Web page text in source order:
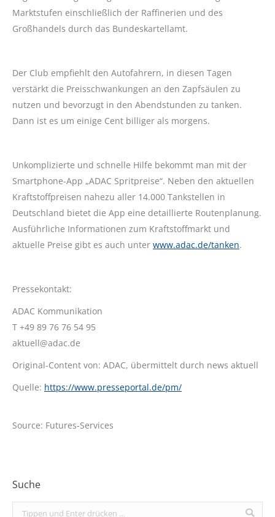
Marktstufen einschließlich der Raffinerien und des
Großhandels durch das Bundeskartellamt.
Der Club empfiehlt den Autofahrern, in diesen Tagen
verstärkt die Preisschwankungen an den Zapfsäulen zu
nutzen und bevorzugt in den Abendstunden zu tanken.
Dann ist es um einige Cent billiger als morgens.
Unkomplizierte und schnelle Hilfe bekommt man mit der
Smartphone-App „ADAC Spritpreise“. Neben den aktuellen
Kraftstoffpreisen nahezu aller 14.000 Tankstellen in
Deutschland bietet die App eine detaillierte Routenplanung.
Ausführliche Informationen zum Kraftstoffmarkt und
aktuelle Preise gibt es auch unter www.adac.de/tanken.
Pressekontakt:
ADAC Kommunikation
T +49 89 76 76 54 95
aktuell@adac.de
Original-Content von: ADAC, übermittelt durch news aktuell
Quelle: https://www.presseportal.de/pm/
Source: Futures-Services
Suche
Search: